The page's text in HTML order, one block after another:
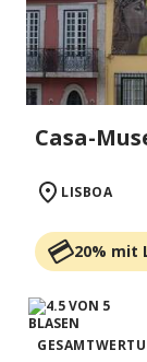
Casa-
LISBOA
20% mit